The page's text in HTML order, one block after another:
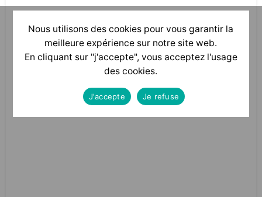
Nous utilisons des cookies pour vous garantir la
meilleure expérience sur notre site web.
En cliquant sur "j'accepte", vous acceptez l'usage
des cookies.
J'accepte Je refuse